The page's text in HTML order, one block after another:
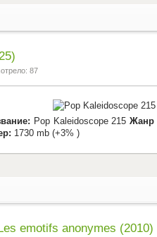
87
Pop Kaleidoscope 215Жанр
1730 mb (+3% )
emotifs anonymes